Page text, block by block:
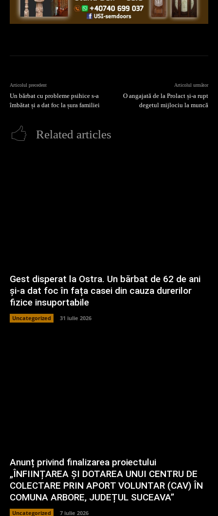
Articolul precedent
Un bărbat cu probleme psihice s-a
îmbătat și a dat foc la șura familiei
Articolul următor
O angajată de la Prolact și-a rupt
degetul mijlociu la muncă
Related articles
Gest disperat la Ostra. Un bărbat de 62 de ani
și-a dat foc în fața casei din cauza durerilor
fizice insuportabile
Uncategorized 31 iulie 2026
Anunț privind finalizarea proiectului
„ÎNFIINȚAREA ȘI DOTAREA UNUI CENTRU DE
COLECTARE PRIN APORT VOLUNTAR (CAV) ÎN
COMUNA ARBORE, JUDEȚUL SUCEAVA”
Uncategorized 7 iulie 2026